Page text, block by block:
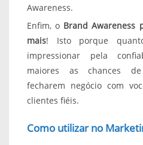
Awareness.
Enfim, o Brand Awareness
mais! Isto porque
impressionar pela
maiores as chances de
fecharem negócio com
clientes fiéis.
Como utilizar no